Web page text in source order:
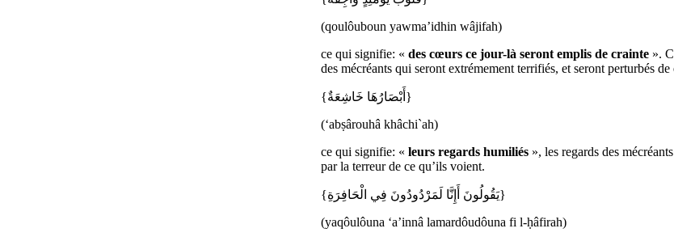
(qoulôuboun yawma’idhin wâjifah)
ce qui signifie: « des cœurs ce jour-là seront emplis de crainte ».
des mécréants qui seront extrémement terrifiés, et seront perturbés de
{أَبْصَارُهَا خَاشِعَةٌ}
(‘abṣârouhâ khâchi`ah)
ce qui signifie: « leurs regards humiliés », les regards des
par la terreur de ce qu’ils voient.
{يَقُولُونَ أَإِنَّا لَمَرْدُودُونَ فِي الْحَافِرَةِ}
(yaqôulôuna ‘a’innâ lamardôudôuna fi l-ḥâfirah)